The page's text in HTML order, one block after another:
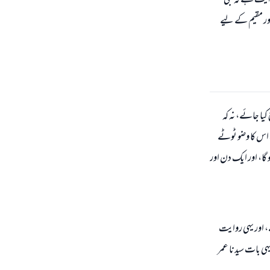
مقیم کے لیے
جائے، نہ کہ
کا وضو ٹوٹے
موزوں پر مسح کرے تو مسح کی مدت کا آغاز 12 بجے سے ہو گا، اور ایک دن اور
اور یہی روایت
بات سیدنا عمر